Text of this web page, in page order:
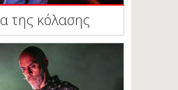
της κόλασης